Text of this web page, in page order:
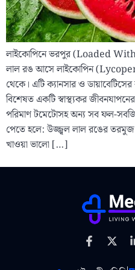
লাইকোপিনে ভরপুর (Loaded
লাল রঙ আসে লাইকোপিন
থেকে। এটি ক্যানসার ও
বিশেষত একটি স্বাস্থ্যকর
পরিমাণ টমেটোসহ অন্য সব ফল-
পেতে হলে: উজ্জ্বল লাল রঙের
খাওয়া ভালো […]